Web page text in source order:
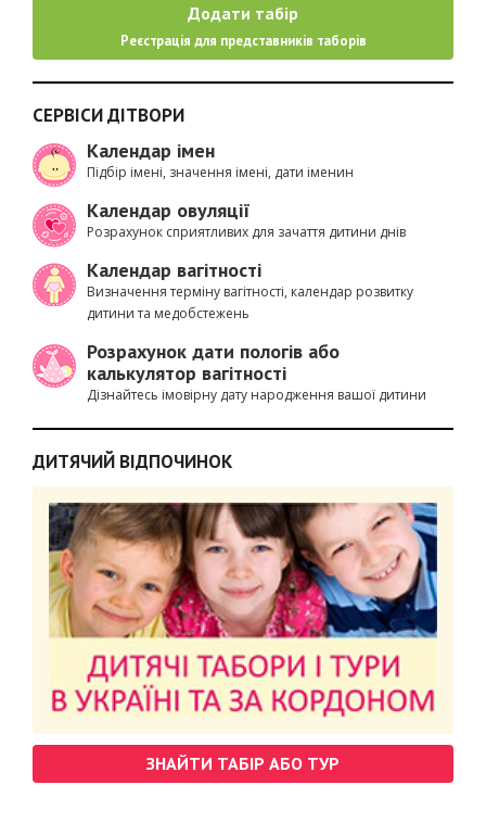
Додати табір
Реєстрація для представників таборів
СЕРВІСИ ДІТВОРИ
Календар імен
Підбір імені, значення імені, дати іменин
Календар овуляції
Розрахунок сприятливих для зачаття дитини днів
Календар вагітності
Визначення терміну вагітності, календар розвитку
дитини та медобстежень
Розрахунок дати пологів або
калькулятор вагітності
Дізнайтесь імовірну дату народження вашої дитини
ДИТЯЧИЙ ВІДПОЧИНОК
ЗНАЙТИ ТАБІР АБО ТУР